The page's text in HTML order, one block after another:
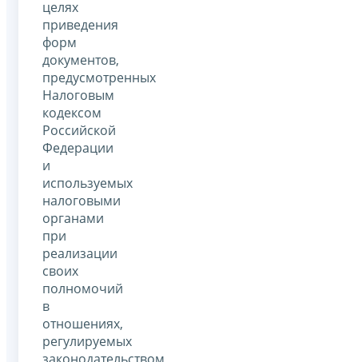
целях
приведения
форм
документов,
предусмотренных
Налоговым
кодексом
Российской
Федерации
и
используемых
налоговыми
органами
при
реализации
своих
полномочий
в
отношениях,
регулируемых
законодательством